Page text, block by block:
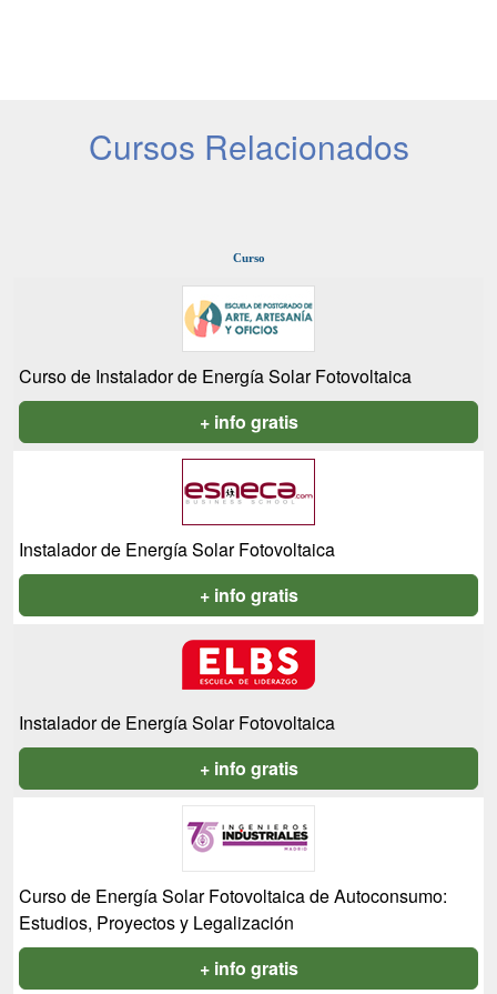
Cursos Relacionados
Curso
Curso de Instalador de Energía Solar Fotovoltaica
+ info gratis
Instalador de Energía Solar Fotovoltaica
+ info gratis
Instalador de Energía Solar Fotovoltaica
+ info gratis
Curso de Energía Solar Fotovoltaica de Autoconsumo:
Estudios, Proyectos y Legalización
+ info gratis